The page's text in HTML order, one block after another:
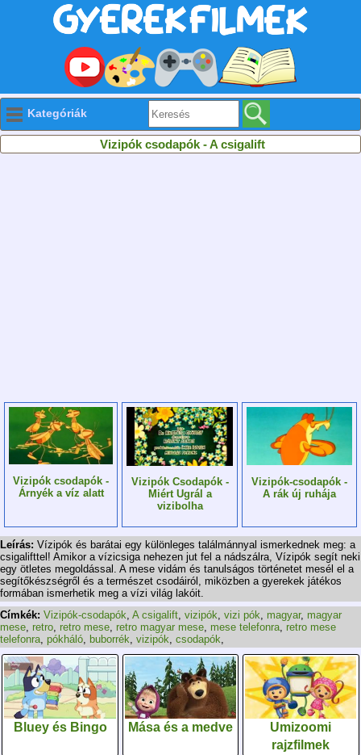
Kategóriák
Vizipók csodapók - A csigalift
Vizipók csodapók -
Árnyék a víz alatt
Vizipók Csodapók -
Miért Ugrál a
vizibolha
Vizipók-csodapók -
A rák új ruhája
Leírás: Vízipók és barátai egy különleges találmánnyal ismerkednek meg: a
csigalifttel! Amikor a vízicsiga nehezen jut fel a nádszálra, Vízipók segít neki
egy ötletes megoldással. A mese vidám és tanulságos történetet mesél el a
segítőkészségről és a természet csodáiról, miközben a gyerekek játékos
formában ismerhetik meg a vízi világ lakóit.
Címkék: Vizipók-csodapók, A csigalift, vizipók, vizi pók, magyar, magyar
mese, retro, retro mese, retro magyar mese, mese telefonra, retro mese
telefonra, pókháló, buborrék, vizipók, csodapók,
Bluey és Bingo Mása és a medve
Umizoomi
rajzfilmek